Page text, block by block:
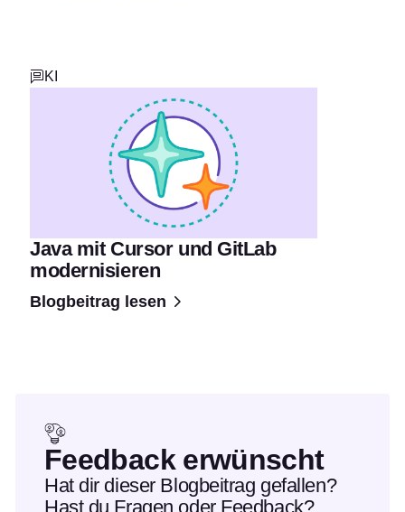
KI
Java mit Cursor und GitLab
modernisieren
Blogbeitrag lesen
Feedback erwünscht
Hat dir dieser Blogbeitrag gefallen?
Hast du Fragen oder Feedback?